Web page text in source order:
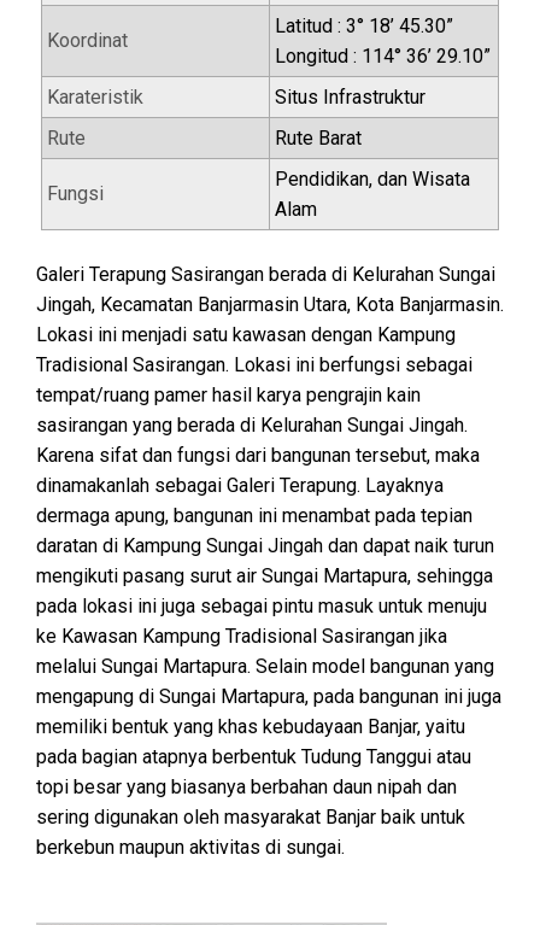
Koordinat
Latitud : 3° 18’ 45.30”
Longitud : 114° 36’ 29.10”
Karateristik
Situs Infrastruktur
Rute
Rute Barat
Fungsi
Pendidikan, dan Wisata
Alam
Galeri Terapung Sasirangan berada di Kelurahan Sungai
Jingah, Kecamatan Banjarmasin Utara, Kota Banjarmasin.
Lokasi ini menjadi satu kawasan dengan Kampung
Tradisional Sasirangan. Lokasi ini berfungsi sebagai
tempat/ruang pamer hasil karya pengrajin kain
sasirangan yang berada di Kelurahan Sungai Jingah.
Karena sifat dan fungsi dari bangunan tersebut, maka
dinamakanlah sebagai Galeri Terapung. Layaknya
dermaga apung, bangunan ini menambat pada tepian
daratan di Kampung Sungai Jingah dan dapat naik turun
mengikuti pasang surut air Sungai Martapura, sehingga
pada lokasi ini juga sebagai pintu masuk untuk menuju
ke Kawasan Kampung Tradisional Sasirangan jika
melalui Sungai Martapura. Selain model bangunan yang
mengapung di Sungai Martapura, pada bangunan ini juga
memiliki bentuk yang khas kebudayaan Banjar, yaitu
pada bagian atapnya berbentuk Tudung Tanggui atau
topi besar yang biasanya berbahan daun nipah dan
sering digunakan oleh masyarakat Banjar baik untuk
berkebun maupun aktivitas di sungai.